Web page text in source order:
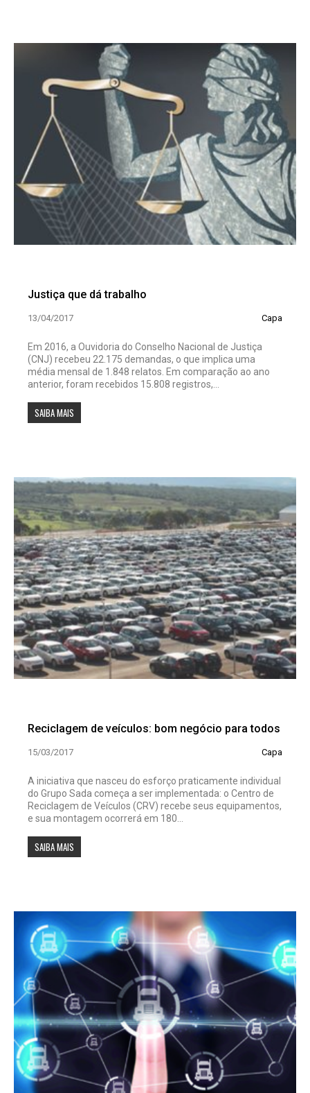
Justiça que dá trabalho
13/04/2017 Capa
Em 2016, a Ouvidoria do Conselho Nacional de Justiça
(CNJ) recebeu 22.175 demandas, o que implica uma
média mensal de 1.848 relatos. Em comparação ao ano
anterior, foram recebidos 15.808 registros,...
SAIBA MAIS
Reciclagem de veículos: bom negócio para todos
15/03/2017 Capa
A iniciativa que nasceu do esforço praticamente individual
do Grupo Sada começa a ser implementada: o Centro de
Reciclagem de Veículos (CRV) recebe seus equipamentos,
e sua montagem ocorrerá em 180...
SAIBA MAIS